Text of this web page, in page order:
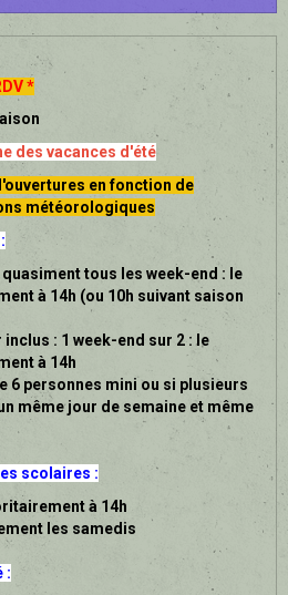
*
des vacances d'été
en fonction de
météorologiques
tous les week-end : le
à 14h (ou 10h suivant saison
: 1 week-end sur 2 : le
à 14h
6 personnes mini ou si plusieurs
même jour de semaine et même
scolaires :
à 14h
les samedis
: